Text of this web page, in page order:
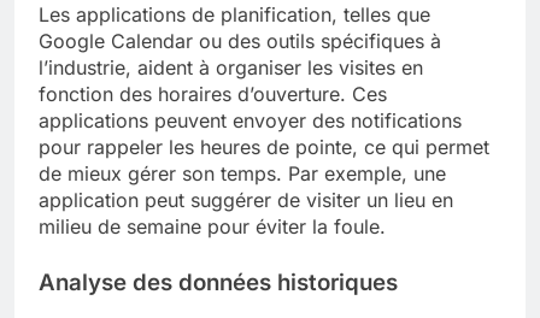
Les applications de planification, telles que
Google Calendar ou des outils spécifiques à
l’industrie, aident à organiser les visites en
fonction des horaires d’ouverture. Ces
applications peuvent envoyer des notifications
pour rappeler les heures de pointe, ce qui permet
de mieux gérer son temps. Par exemple, une
application peut suggérer de visiter un lieu en
milieu de semaine pour éviter la foule.
Analyse des données historiques